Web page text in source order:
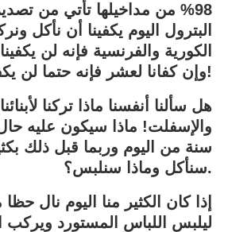
98% من مداخيلها تأتي من
البترول اليوم يكفينا أن نأكل
الكورية والفرنسية فإنه لن
وإن كفانا لعشر فإنه حتما لن يكفينا لعشرين سنة!
هل سألنا أنفسنا ماذا تركنا
سنة من اليوم وربما قبل ذلك
سنأكل وماذا سنلبس؟.
إذا كان الكثير منا اليوم نال
ليلبس اللباس المستورد ويركب